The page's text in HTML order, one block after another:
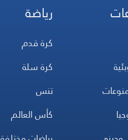
رياضة
كرة قدم
كرة سلة
تنس
كأس العالم